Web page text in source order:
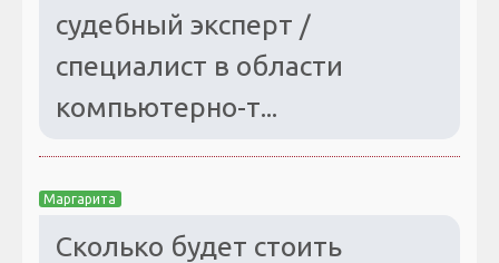
судебный эксперт /
специалист в области
компьютерно-т...
Маргарита
Сколько будет стоить